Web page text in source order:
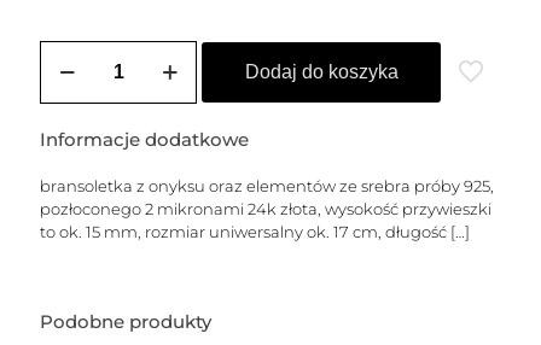
Różańcowa
onyksu
krzyżem
Dodaj do koszyka
Informacje dodatkowe
bransoletka z onyksu oraz elementów ze srebra próby 925,
pozłoconego 2 mikronami 24k złota, wysokość przywieszki
to ok. 15 mm, rozmiar uniwersalny ok. 17 cm, długość […]
Podobne produkty